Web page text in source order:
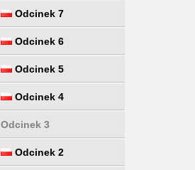
Odcinek 7
Odcinek 6
Odcinek 5
Odcinek 4
Odcinek 3
Odcinek 2